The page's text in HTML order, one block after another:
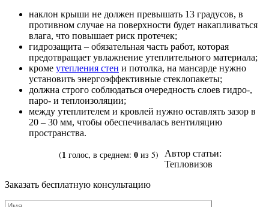
наклон крыши не должен превышать 13 градусов, в
противном случае на поверхности будет накапливаться
влага, что повышает риск протечек;
гидрозащита – обязательная часть работ, которая
предотвращает увлажнение утеплительного материала;
кроме утепления стен и потолка, на мансарде нужно
установить энергоэффективные стеклопакеты;
должна строго соблюдаться очередность слоев гидро-,
паро- и теплоизоляции;
между утеплителем и кровлей нужно оставлять зазор в
20 – 30 мм, чтобы обеспечивалась вентиляцию
пространства.
(1 голос, в среднем: 0 из 5)
Автор статьи:
Тепловизов
Заказать бесплатную консультацию